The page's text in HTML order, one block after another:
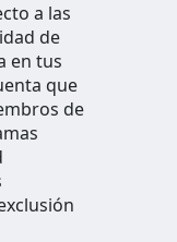
a las
de
en tus
que
de